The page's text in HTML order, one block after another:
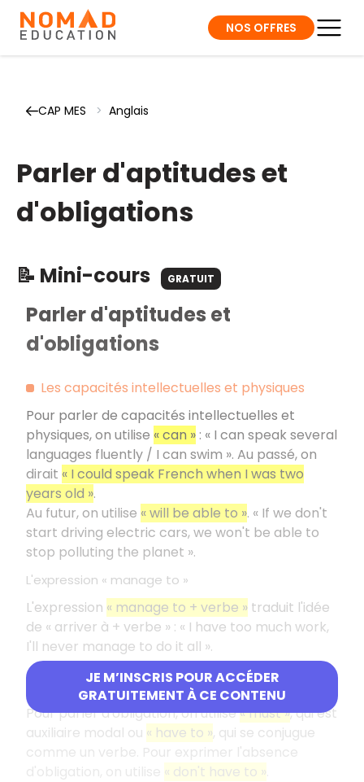
NOS OFFRES
CAP MES > Anglais
Parler d'aptitudes et
d'obligations
📝 Mini-cours GRATUIT
JE M’INSCRIS POUR ACCÉDER
GRATUITEMENT À CE CONTENU
Parler d'aptitudes et
d'obligations
Les capacités intellectuelles et physiques
Pour parler de capacités intellectuelles et
physiques, on utilise « can » : « I can speak several
languages fluently / I can swim ». Au passé, on
dirait « I could speak French when I was two
years old ».
Au futur, on utilise « will be able to ». « If we don't
start driving electric cars, we won't be able to
stop polluting the planet ».
L'expression « manage to »
L'expression « manage to + verbe » traduit l'idée
de « arriver à + verbe » : « I have too much work,
I'll never manage to do it all ».
L'expression de l'obligation
Pour parler d'obligation, on utilise« must », qui est
auxiliaire modal ou « have to », qui se conjugue
comme un verbe. Pour exprimer l'absence
« don't have to »